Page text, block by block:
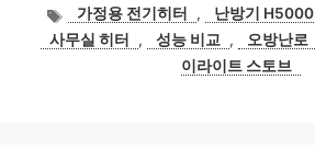
태
그
가정용 전기히터 , 난방기 H5000
사무실 히터
, 성능 비교 , 오방난로
이라이트 스토브